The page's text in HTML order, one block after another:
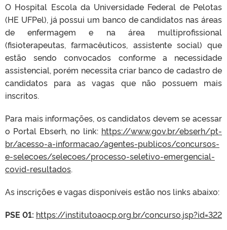
O Hospital Escola da Universidade Federal de Pelotas
(HE UFPel), já possui um banco de candidatos nas áreas
de enfermagem e na área multiprofissional
(fisioterapeutas, farmacêuticos, assistente social) que
estão sendo convocados conforme a necessidade
assistencial, porém necessita criar banco de cadastro de
candidatos para as vagas que não possuem mais
inscritos.
Para mais informações, os candidatos devem se acessar
o Portal Ebserh, no link: https://www.gov.br/ebserh/pt-
br/acesso-a-informacao/agentes-publicos/concursos-
e-selecoes/selecoes/processo-seletivo-emergencial-
covid-resultados.
As inscrições e vagas disponíveis estão nos links abaixo:
PSE 01: https://institutoaocp.org.br/concurso.jsp?id=322